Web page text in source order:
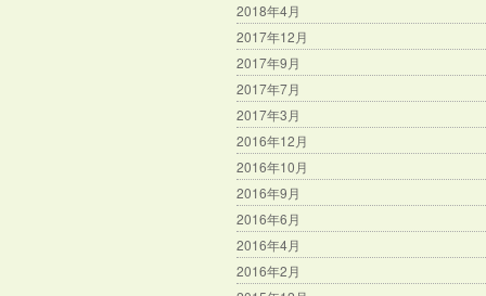
2018年4月
2017年12月
2017年9月
2017年7月
2017年3月
2016年12月
2016年10月
2016年9月
2016年6月
2016年4月
2016年2月